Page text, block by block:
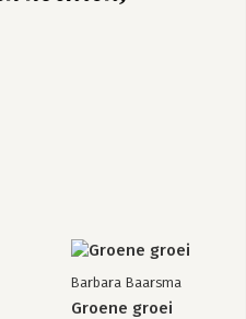
Barbara Baarsma
Groene groei